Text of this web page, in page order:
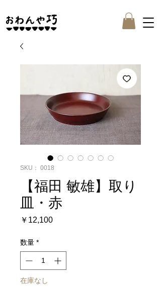
SKU： 0018
【福田 敏雄】取り
皿・赤
￥12,100価
数量 *
在庫なし